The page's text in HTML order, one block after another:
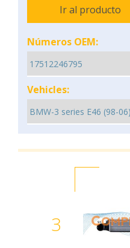
Ir al producto
Números OEM:
Vehicles:
3